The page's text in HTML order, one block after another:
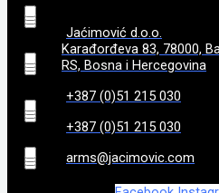
700(0)
710(0)
(0)
7 + 1(0)
3,1 kg(0)
3,10(0)
119 cm (46.9 in)(0)
1192(0)
170(0)
Jaćimović d.o.o.
Karađorđeva 83, 78000,
RS, Bosna i Hercegovina
+387 (0)51 215 030
+387 (0)51 215 030
arms@jacimovic.com